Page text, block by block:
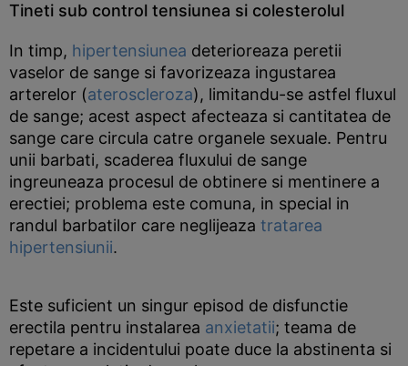
Tineti sub control tensiunea si colesterolul
In timp, hipertensiunea deterioreaza peretii
vaselor de sange si favorizeaza ingustarea
arterelor (ateroscleroza), limitandu-se astfel fluxul
de sange; acest aspect afecteaza si cantitatea de
sange care circula catre organele sexuale. Pentru
unii barbati, scaderea fluxului de sange
ingreuneaza procesul de obtinere si mentinere a
erectiei; problema este comuna, in special in
randul barbatilor care neglijeaza tratarea
hipertensiunii.
Este suficient un singur episod de disfunctie
erectila pentru instalarea anxietatii; teama de
repetare a incidentului poate duce la abstinenta si